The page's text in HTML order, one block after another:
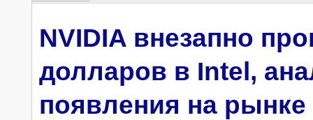
NVIDIA внезапно
долларов в Intel,
появления на